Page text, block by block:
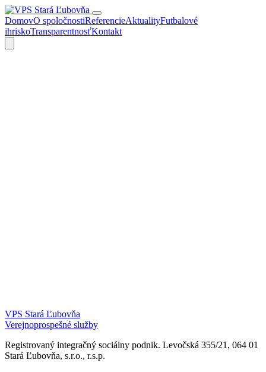
DomovO spoločnostiReferencieAktualityFutbalové
ihriskoTransparentnosťKontakt
VPS Stará Ľubovňa
Verejnoprospešné služby
Registrovaný integračný sociálny podnik. Levočská 355/21, 064 01
Stará Ľubovňa, s.r.o., r.s.p.